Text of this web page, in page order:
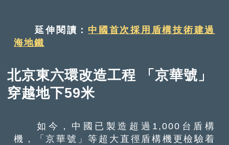
延伸閱讀： 中國首次採用盾構技術建過
海地鐵
北京東六環改造工程 「京華號」
穿越地下59米
如今，中國已製造超過1,000台盾構
機，「京華號」等超大直徑盾構機更檢驗着